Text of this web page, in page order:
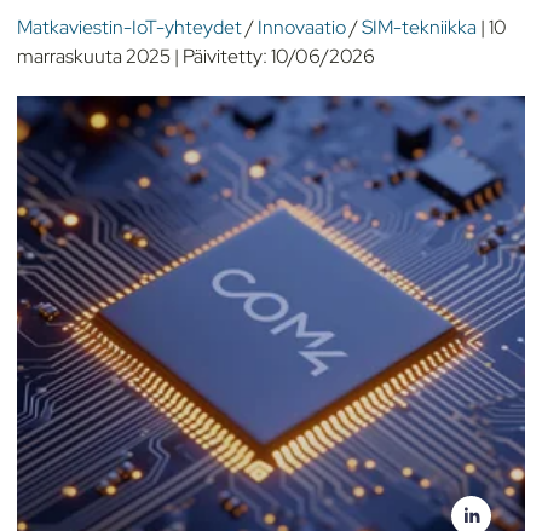
Matkaviestin-IoT-yhteydet/Innovaatio/SIM-tekniikka |10
marraskuuta 2025| Päivitetty:10/06/2026